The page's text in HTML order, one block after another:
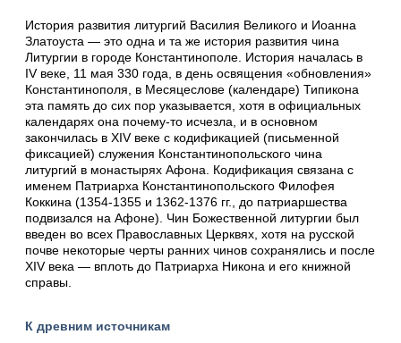
История развития литургий Василия Великого и Иоанна
Златоуста — это одна и та же история развития чина
Литургии в городе Константинополе. История началась в
IV веке, 11 мая 330 года, в день освящения «обновления»
Константинополя, в Месяцеслове (календаре) Типикона
эта память до сих пор указывается, хотя в официальных
календарях она почему-то исчезла, и в основном
закончилась в XIV веке с кодификацией (письменной
фиксацией) служения Константинопольского чина
литургий в монастырях Афона. Кодификация связана с
именем Патриарха Константинопольского Филофея
Коккина (1354-1355 и 1362-1376 гг., до патриаршества
подвизался на Афоне). Чин Божественной литургии был
введен во всех Православных Церквях, хотя на русской
почве некоторые черты ранних чинов сохранялись и после
XIV века — вплоть до Патриарха Никона и его книжной
справы.
К древним источникам